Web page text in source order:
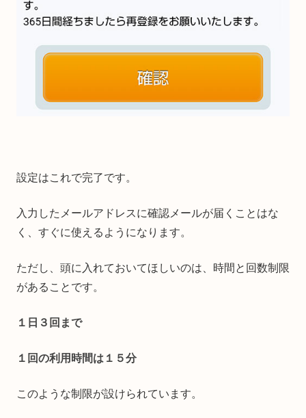
設定はこれで完了です。
入力したメールアドレスに確認メールが届くことはな
く、すぐに使えるようになります。
ただし、頭に入れておいてほしいのは、時間と回数制限
があることです。
１日３回まで
１回の利用時間は１５分
このような制限が設けられています。